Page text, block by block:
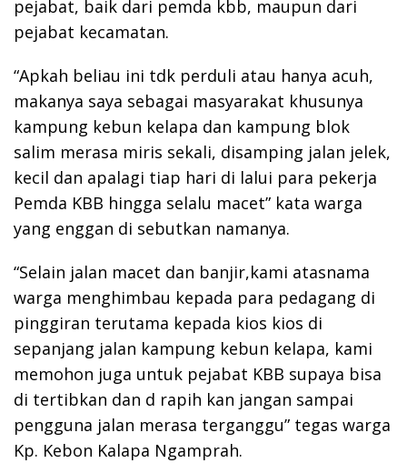
pejabat, baik dari pemda kbb, maupun dari
pejabat kecamatan.
“Apkah beliau ini tdk perduli atau hanya acuh,
makanya saya sebagai masyarakat khusunya
kampung kebun kelapa dan kampung blok
salim merasa miris sekali, disamping jalan jelek,
kecil dan apalagi tiap hari di lalui para pekerja
Pemda KBB hingga selalu macet” kata warga
yang enggan di sebutkan namanya.
“Selain jalan macet dan banjir,kami atasnama
warga menghimbau kepada para pedagang di
pinggiran terutama kepada kios kios di
sepanjang jalan kampung kebun kelapa, kami
memohon juga untuk pejabat KBB supaya bisa
di tertibkan dan d rapih kan jangan sampai
pengguna jalan merasa terganggu” tegas warga
Kp. Kebon Kalapa Ngamprah.